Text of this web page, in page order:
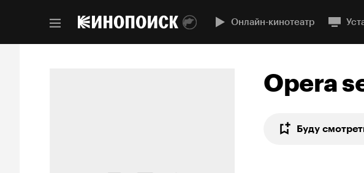
Онлайн-кинотеатр
Opera
Буду